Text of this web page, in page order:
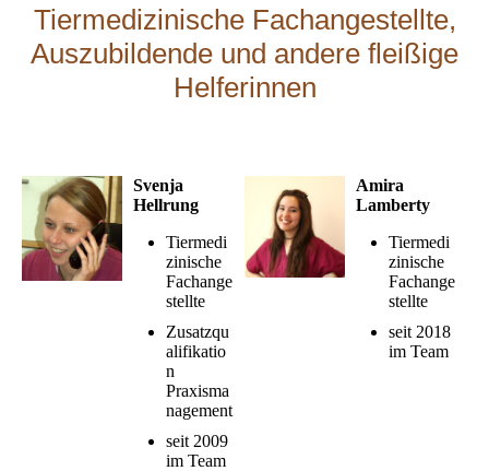
Tiermedizinische Fachangestellte,
Auszubildende und andere fleißige
Helferinnen
Svenja
Hellrung
Tiermedi
zinische
Fachange
stellte
Zusatzqu
alifikatio
n
Praxisma
nagement
seit 2009
im Team
Amira
Lamberty
Tiermedi
zinische
Fachange
stellte
seit 2018
im Team